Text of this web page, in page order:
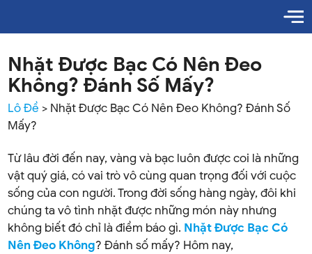
Nhặt Được Bạc Có Nên Đeo
Không? Đánh Số Mấy?
Lô Đề > Nhặt Được Bạc Có Nên Đeo Không? Đánh Số
Mấy?
Từ lâu đời đến nay, vàng và bạc luôn được coi là những
vật quý giá, có vai trò vô cùng quan trọng đối với cuộc
sống của con người. Trong đời sống hàng ngày, đôi khi
chúng ta vô tình nhặt được những món này nhưng
không biết đó chỉ là điềm báo gì. Nhặt Được Bạc Có
Nên Đeo Không? Đánh số mấy? Hôm nay,